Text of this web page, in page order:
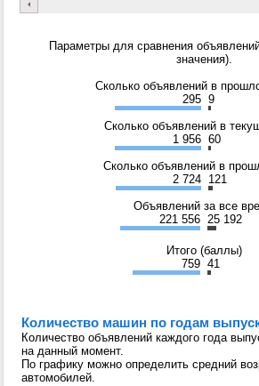
Параметры для сравнения
значения).
Сколько объявлений в
295 9
Сколько объявлений в
1 956 60
Сколько объявлений в
2 724 121
Объявлений за все
221 556 25 192
Итого (баллы)
759 41
Количество машин по годам
Количество объявлений каждого года
на данный момент.
По графику можно определить средний
автомобилей.